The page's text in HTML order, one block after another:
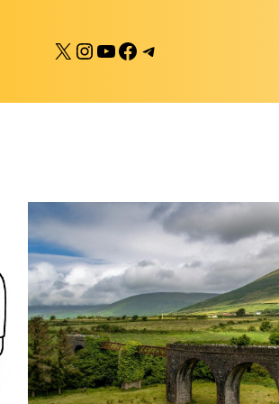
X Instagram
YouTube
Facebook
Telegram